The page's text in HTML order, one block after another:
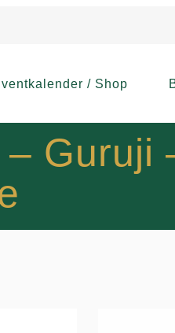
/ Shop
Guruji